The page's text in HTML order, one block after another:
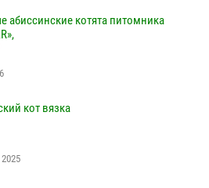
абиссинские котята питомника
кoт вязка